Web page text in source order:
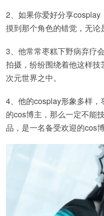
2、如果你爱好分享
摸到那个角色的错觉，无论
3、他常常枣糕下野病弃疗
拍摄，纷纷围绕着他这样
次元世界之中。
4、他的cosplay形象多样
的cos博主，那么一定不能
品，是一名备受欢迎的cos博